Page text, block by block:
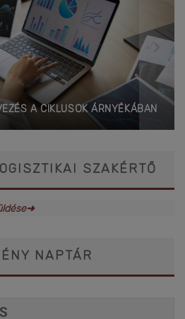
A CIKLUSOK ÁRNYÉKÁBAN
SZAKÉRTŐ
NAPTÁR